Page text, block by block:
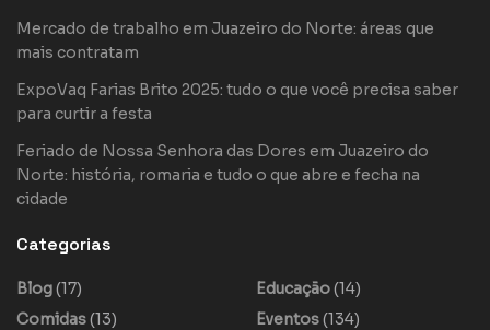
Mercado de trabalho em Juazeiro do Norte: áreas que
mais contratam
ExpoVaq Farias Brito 2025: tudo o que você precisa saber
para curtir a festa
Feriado de Nossa Senhora das Dores em Juazeiro do
Norte: história, romaria e tudo o que abre e fecha na
cidade
Categorias
Blog(17)
Comidas(13)
Educação(14)
Eventos(134)